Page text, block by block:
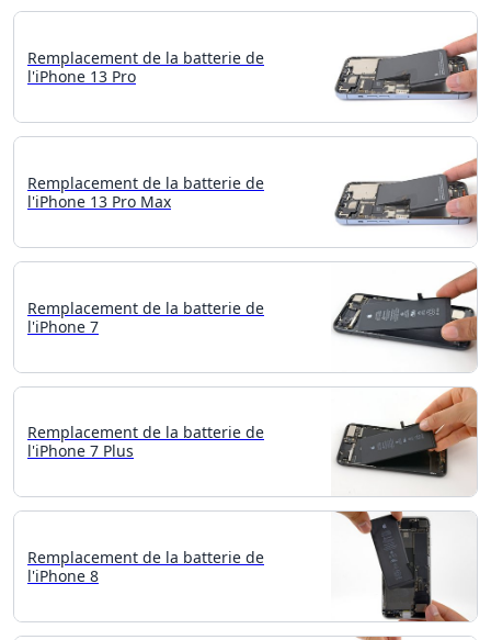
Remplacement de la batterie de
l'iPhone 13 Pro
Remplacement de la batterie de
l'iPhone 13 Pro Max
Remplacement de la batterie de
l'iPhone 7
Remplacement de la batterie de
l'iPhone 7 Plus
Remplacement de la batterie de
l'iPhone 8